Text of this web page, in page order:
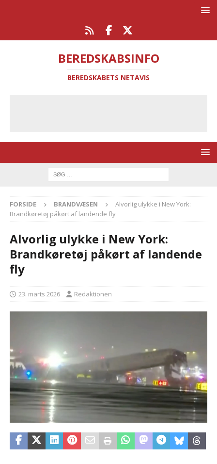
BEREDSKABSINFO
BEREDSKABETS NETAVIS
FORSIDE BRANDVÆSEN
Alvorlig ulykke i New York:
Brandkøretøj påkørt af landende fly
Alvorlig ulykke i New York:
Brandkøretøj påkørt af landende
fly
23. marts 2026 Redaktionen